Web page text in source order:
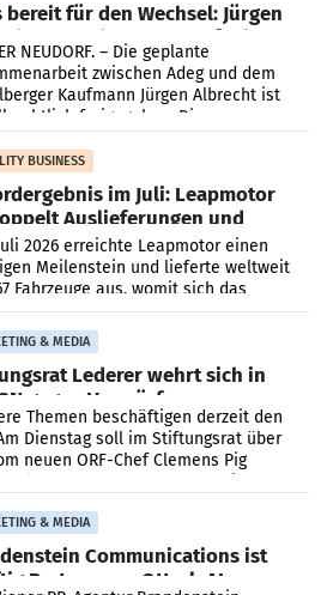
bereit für den Wechsel: Jürgen
setzt ab 1.1.2027 auf Adeg
NEUDORF. – Die geplante
zwischen Adeg und dem
Kaufmann Jürgen Albrecht ist
freigegeben: Die
und der
BUSINESS
im Juli: Leapmotor
Auslieferungen und
die 100.000er-Marke
2026 erreichte Leapmotor einen
Meilenstein und lieferte weltweit
Fahrzeuge aus, womit sich das
gegenüber Juli 2025 mehr als
(+102
& MEDIA
Lederer wehrt sich in
gegen Vorwürfe
Themen beschäftigen derzeit den
Dienstag soll im Stiftungsrat über
neuen ORF-Chef Clemens Pig
& MEDIA
Communications ist
Partner von OtterlyAI